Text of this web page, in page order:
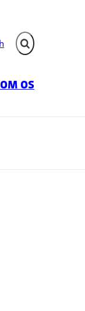
Fold søgefelt ud
Om os